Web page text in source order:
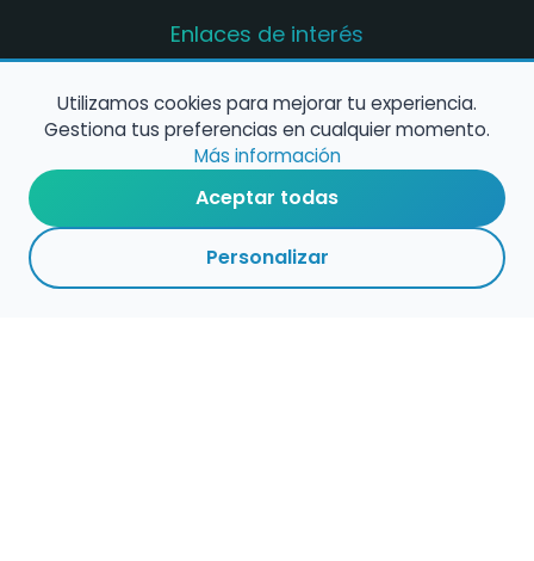
Enlaces de interés
música en España
Configura alertas de empleo
Contacta con nosotros
Utilizamos cookies para mejorar tu experiencia.
Gestiona tus preferencias en cualquier momento.
Más información
Aceptar todas
Personalizar